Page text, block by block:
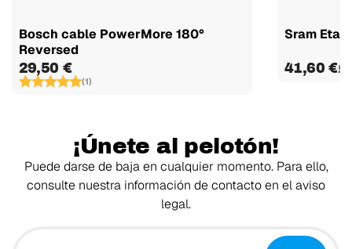
Bosch cable PowerMore 180°
Reversed
29,50 €
(1)
Sram
41,60 €
¡Únete al pelotón!
Puede darse de baja en cualquier momento. Para ello,
consulte nuestra información de contacto en el aviso
legal.